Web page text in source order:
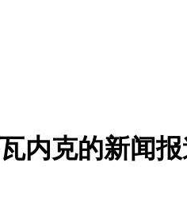
内克的新闻